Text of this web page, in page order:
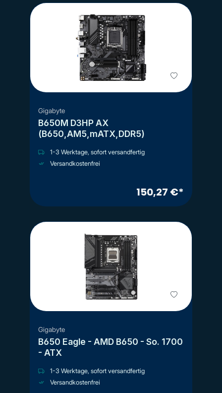
Gigabyte
B650M D3HP AX
(B650,AM5,mATX,DDR5)
1-3 Werktage, sofort versandfertig
Versandkostenfrei
150,27 €*
Gigabyte
B650 Eagle - AMD B650 - So. 1700
- ATX
1-3 Werktage, sofort versandfertig
Versandkostenfrei